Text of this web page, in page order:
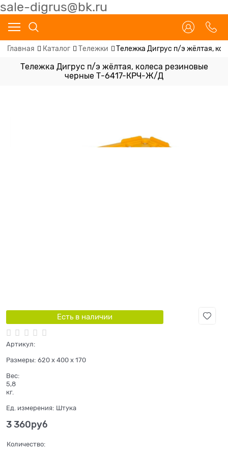
sale-digrus@bk.ru
Главная Каталог Тележки Тележка Дигрус п/э жёлтая,
Тележка Дигрус п/э жёлтая, колеса резиновые
черные Т-6417-КРЧ-Ж/Д
Есть в наличии
Артикул:
Размеры: 620 x 400 x 170
Вес:
5,8
кг.
Ед. измерения: Штука
3 360руб
Количество: